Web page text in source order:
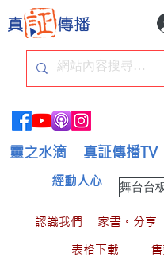
靈之水滴 真証傳播TV
舞台台
經動人心
認識我們 家書。分享
表格下載